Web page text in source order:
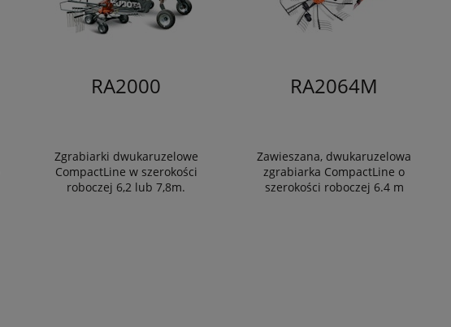
RA2000
Zgrabiarki dwukaruzelowe
CompactLine w szerokości
roboczej 6,2 lub 7,8m.
RA2064M
Zawieszana, dwukaruzelowa
zgrabiarka CompactLine o
szerokości roboczej 6.4 m